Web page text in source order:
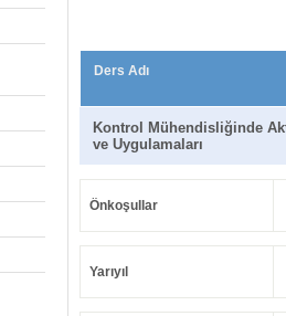
Ders Adı
Kontrol Mühendisliğinde
ve Uygulamaları
Önkoşullar
Yarıyıl